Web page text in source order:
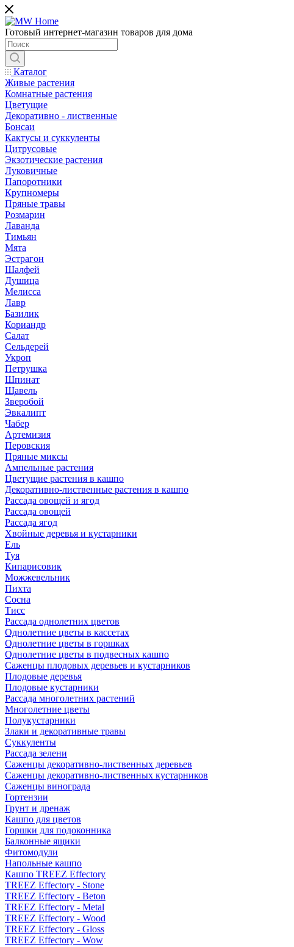
Готовый интернет-магазин товаров для дома
Каталог
Живые растения
Комнатные растения
Цветущие
Декоративно - лиственные
Бонсаи
Кактусы и суккуленты
Цитрусовые
Экзотические растения
Луковичные
Папоротники
Крупномеры
Пряные травы
Розмарин
Лаванда
Тимьян
Мята
Эстрагон
Шалфей
Душица
Мелисса
Лавр
Базилик
Кориандр
Салат
Сельдерей
Укроп
Петрушка
Шпинат
Щавель
Зверобой
Эвкалипт
Чабер
Артемизия
Перовския
Пряные миксы
Ампельные растения
Цветущие растения в кашпо
Декоративно-лиственные растения в кашпо
Рассада овощей и ягод
Рассада овощей
Рассада ягод
Хвойные деревья и кустарники
Ель
Туя
Кипарисовик
Можжевельник
Пихта
Сосна
Тисc
Рассада однолетних цветов
Однолетние цветы в кассетах
Однолетние цветы в горшках
Однолетние цветы в подвесных кашпо
Саженцы плодовых деревьев и кустарников
Плодовые деревья
Плодовые кустарники
Рассада многолетних растений
Многолетние цветы
Полукустарники
Злаки и декоративные травы
Суккуленты
Рассада зелени
Саженцы декоративно-лиственных деревьев
Саженцы декоративно-лиственных кустарников
Саженцы винограда
Гортензии
Грунт и дренаж
Кашпо для цветов
Горшки для подоконника
Балконные ящики
Фитомодули
Напольные кашпо
Кашпо TREEZ Effectory
TREEZ Effectory - Stone
TREEZ Effectory - Beton
TREEZ Effectory - Metal
TREEZ Effectory - Wood
TREEZ Effectory - Gloss
TREEZ Effectory - Wow